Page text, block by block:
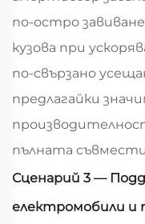
по-остро
кузовa при
по-свързано
предлагайки
пълната
Сценарий 3 —
електромобили и